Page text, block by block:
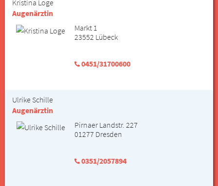
Kristina Loge
Augenärztin
Markt 1
23552 Lübeck
0451/31700600
Ulrike Schille
Augenärztin
Pirnaer Landstr. 227
01277 Dresden
0351/2057894